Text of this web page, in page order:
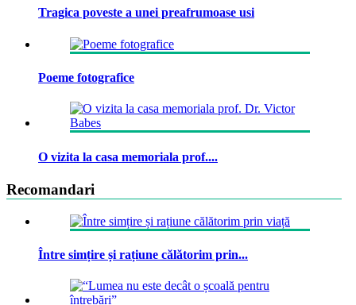
Tragica poveste a unei preafrumoase usi
Poeme fotografice
O vizita la casa memoriala prof....
Recomandari
Între simțire și rațiune călătorim prin...